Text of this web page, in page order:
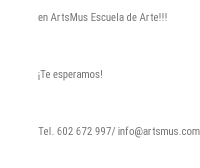
en ArtsMus Escuela de Arte!!!
¡Te esperamos!
Tel. 602 672 997/ info@artsmus.com